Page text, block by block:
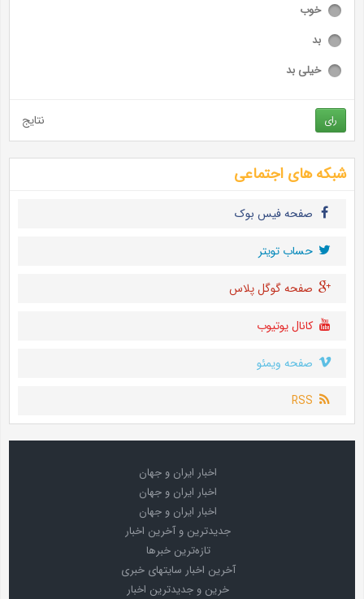
خوب
بد
خیلی بد
رای نتایج
شبکه های اجتماعی
صفحه فیس بوک
حساب تويتر
صفحه گوگل پلاس
کانال یوتیوب
صفحه ویمئو
RSS
اخبار ایران و جهان
اخبار ایران و جهان
اخبار ایران و جهان
جدیدترین و آخرین اخبار
تازه‌ترین خبرها
آخرین اخبار سایتهای خبری
خرین و جدیدترین اخبار